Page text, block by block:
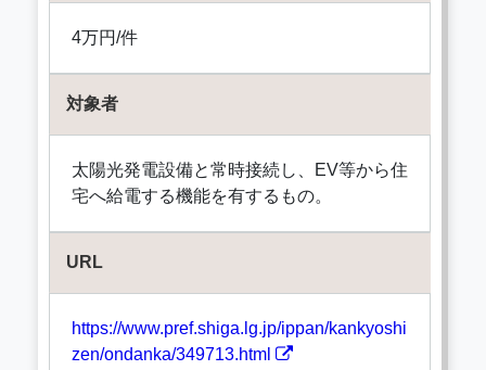
4万円/件
対象者
太陽光発電設備と常時接続し、EV等から住
宅へ給電する機能を有するもの。
URL
https://www.pref.shiga.lg.jp/ippan/kankyoshi
zen/ondanka/349713.html